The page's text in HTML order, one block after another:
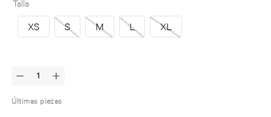
Talla
XS S M L XL
Últimas piezas